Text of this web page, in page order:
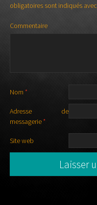
obligatoires sont indiqués avec
Commentaire
Nom *
Adresse de
messagerie*
Site web